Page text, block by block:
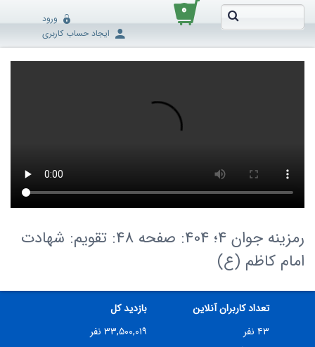
۰
ورود
ایجاد حساب کاربری
رمزینه جوان 4؛ 404: صفحه 48: تقویم: شهادت
امام کاظم (ع)
تعداد کاربران آنلاین
۴۳ نفر
بازدید کل
۳۳,۵۰۰,۰۱۹ نفر